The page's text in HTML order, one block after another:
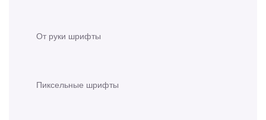
От руки шрифты
Пиксельные шрифты